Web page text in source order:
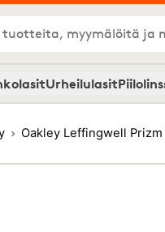
tuotteita, myymälöitä ja
Urheilulasit
Oakley Leffingwell